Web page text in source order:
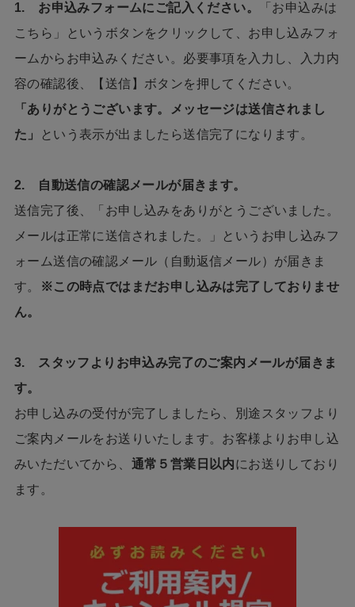
1. お申込みフォームにご記入ください。
「お申込みは
こちら」というボタンをクリックして、お申し込みフォ
ームからお申込みください。 必要事項を入力し、入力内
容の確認後、【送信】ボタンを押してください。
「ありがとうございます。メッセージは送信されまし
た」
という表示が出ましたら送信完了になります。
2. 自動送信の確認メールが届きます。
送信完了後、「お申し込みをありがとうございました。
メールは正常に送信されました。」というお申し込みフ
ォーム送信の確認メール（自動返信メール）が届きま
す。
※この時点ではまだお申し込みは完了しておりませ
ん。
3. スタッフよりお申込み完了のご案内メールが届きま
す。
お申し込みの受付が完了しましたら、別途スタッフより
ご案内メールをお送りいたします。お客様よりお申し込
みいただいてから、 通常５営業日以内にお送りしており
ます。